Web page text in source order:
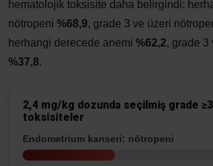
hematolojik toksisite daha belirgindi:
nötropeni %68,9, grade 3 ve üzeri
herhangi derecede anemi %62,2, grade 3
%37,8.
2,4 mg/kg dozunda seçilmiş grade
toksisiteler
Endometrium kanseri: nötropeni